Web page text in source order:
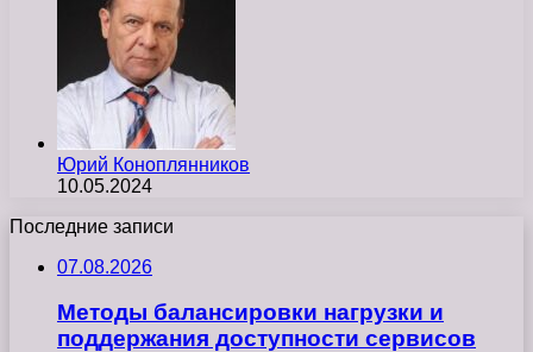
Юрий Коноплянников
10.05.2024
Последние записи
07.08.2026
Методы балансировки нагрузки и
поддержания доступности сервисов